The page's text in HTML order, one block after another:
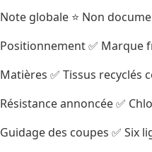
Note globale ⭐ Non
Positionnement ✅ Marque
Matières ✅ Tissus recyclés
Résistance annoncée ✅
Guidage des coupes ✅ Six